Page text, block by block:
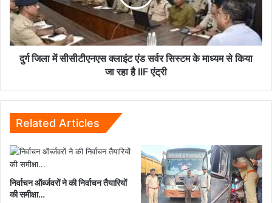
एंड
सर्वर
सिस्टम
के
माध्यम
IIF
एंट्री
दुर्ग जिला में सीसीटीएनएस क्लाइंट एंड सर्वर सिस्टम के माध्यम से किया
जा रहा है IIF एंट्री
Related Articles
निर्वाचन ऑर्ब्जवरों ने की निर्वाचन तैयारियों
की समीक्षा…